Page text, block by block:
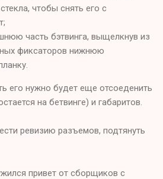
чтобы снять его с
часть бэтвинга, выщелкнув из
фиксаторов нижнюю
его нужно будет еще отсоеденить
на бетвинге) и габаритов.
ревизию разъемов, подтянуть
привет от сборщиков с